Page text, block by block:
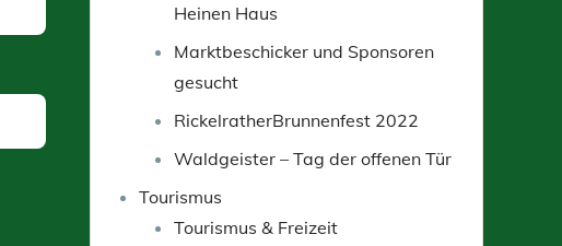
Heinen Haus
Marktbeschicker und Sponsoren
gesucht
RickelratherBrunnenfest 2022
Waldgeister – Tag der offenen Tür
Tourismus
Tourismus & Freizeit